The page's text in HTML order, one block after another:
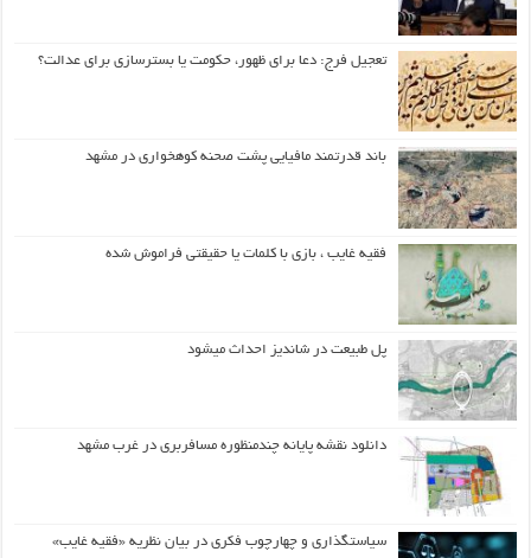
تعجیل فرج: دعا برای ظهور، حکومت یا بسترسازی برای عدالت؟
باند قدرتمند مافیایی پشت صحنه کوهخواری در مشهد
فقیه غایب ، بازی با کلمات یا حقیقتی فراموش شده
پل طبیعت در شاندیز احداث میشود
دانلود نقشه پایانه چندمنظوره مسافربری در غرب مشهد
سیاستگذاری و چهارچوب فکری در بیان نظریه «فقیه غایب»